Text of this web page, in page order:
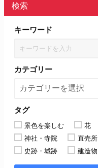
検索
キーワード
カテゴリー
タグ
景色を楽しむ 花
神社・寺院
直売所
史跡・城跡
建造物